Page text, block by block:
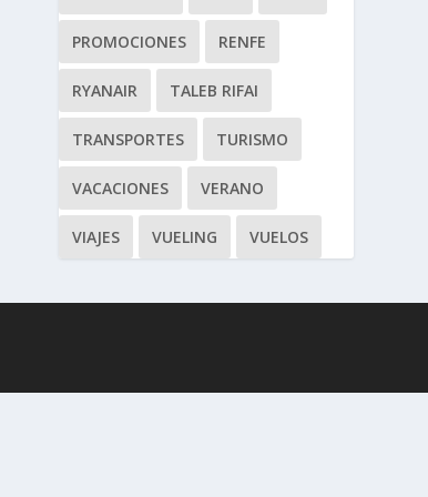
PROMOCIONES RENFE
RYANAIR TALEB RIFAI
TRANSPORTES TURISMO
VACACIONES VERANO
VIAJES VUELING VUELOS